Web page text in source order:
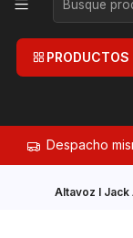
PRODUCTOS
Despacho
Altavoz I Jack